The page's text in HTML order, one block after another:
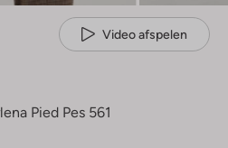
Video afspelen
Pied Pes 561